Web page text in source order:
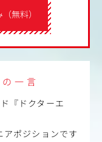
無料）
一言
『ドクターエ
ポジションです